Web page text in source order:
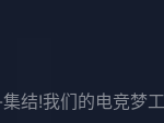
结!我们的电竞梦